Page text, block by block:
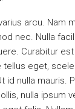
arcu. Nam
nec. Nulla
Curabitur est
eget,
id nulla mauris.
nulla ipsum